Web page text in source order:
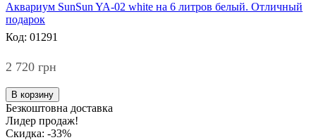
Аквариум SunSun YA-02 white на 6 литров белый. Отличный
подарок
Код: 01291
2 720 грн
В корзину
Безкоштовна доставка
Лидер продаж!
Скидка: -33%